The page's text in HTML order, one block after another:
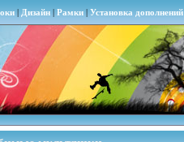
| Дизайн| Рамки| Установка дополнений